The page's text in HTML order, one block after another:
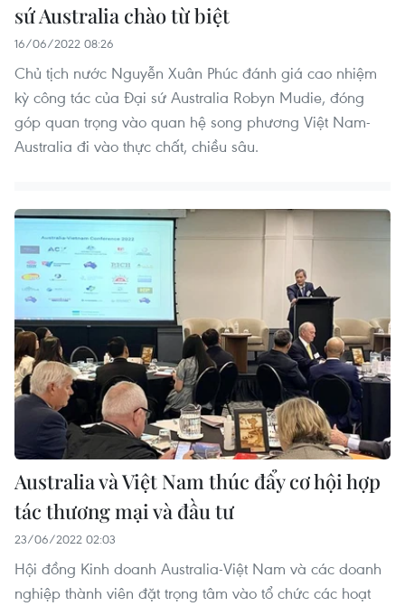
sứ Australia chào từ biệt
16/06/2022 08:26
Chủ tịch nước Nguyễn Xuân Phúc đánh giá cao nhiệm
kỳ công tác của Đại sứ Australia Robyn Mudie, đóng
góp quan trọng vào quan hệ song phương Việt Nam-
Australia đi vào thực chất, chiều sâu.
Australia và Việt Nam thúc đẩy cơ hội hợp
tác thương mại và đầu tư
23/06/2022 02:03
Hội đồng Kinh doanh Australia-Việt Nam và các doanh
nghiệp thành viên đặt trọng tâm vào tổ chức các hoạt